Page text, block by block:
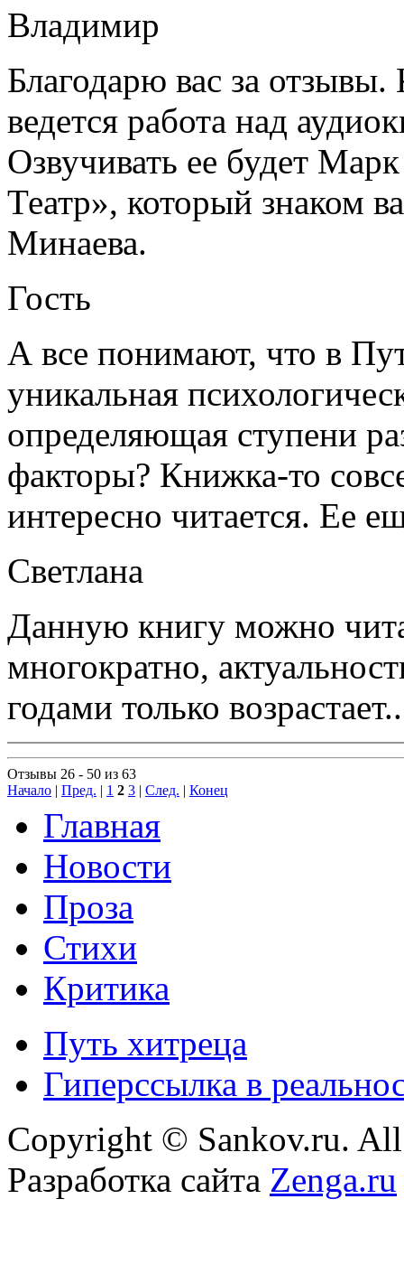
Владимир
Благодарю вас за
ведется работа над
Озвучивать ее будет
Театр», который знаком
Минаева.
Гость
А все понимают, что в
уникальная
определяющая ступени
факторы? Книжка-то
интересно читается. Ее
Светлана
Данную книгу можно
многократно,
годами только
Отзывы 26 - 50 из 63
Начало | Пред. | 1 2 3 | След. | Конец
Главная
Новости
Проза
Стихи
Критика
Путь хитреца
Гиперссылка в
Copyright © Sankov.ru.
Разработка сайта Zenga.ru